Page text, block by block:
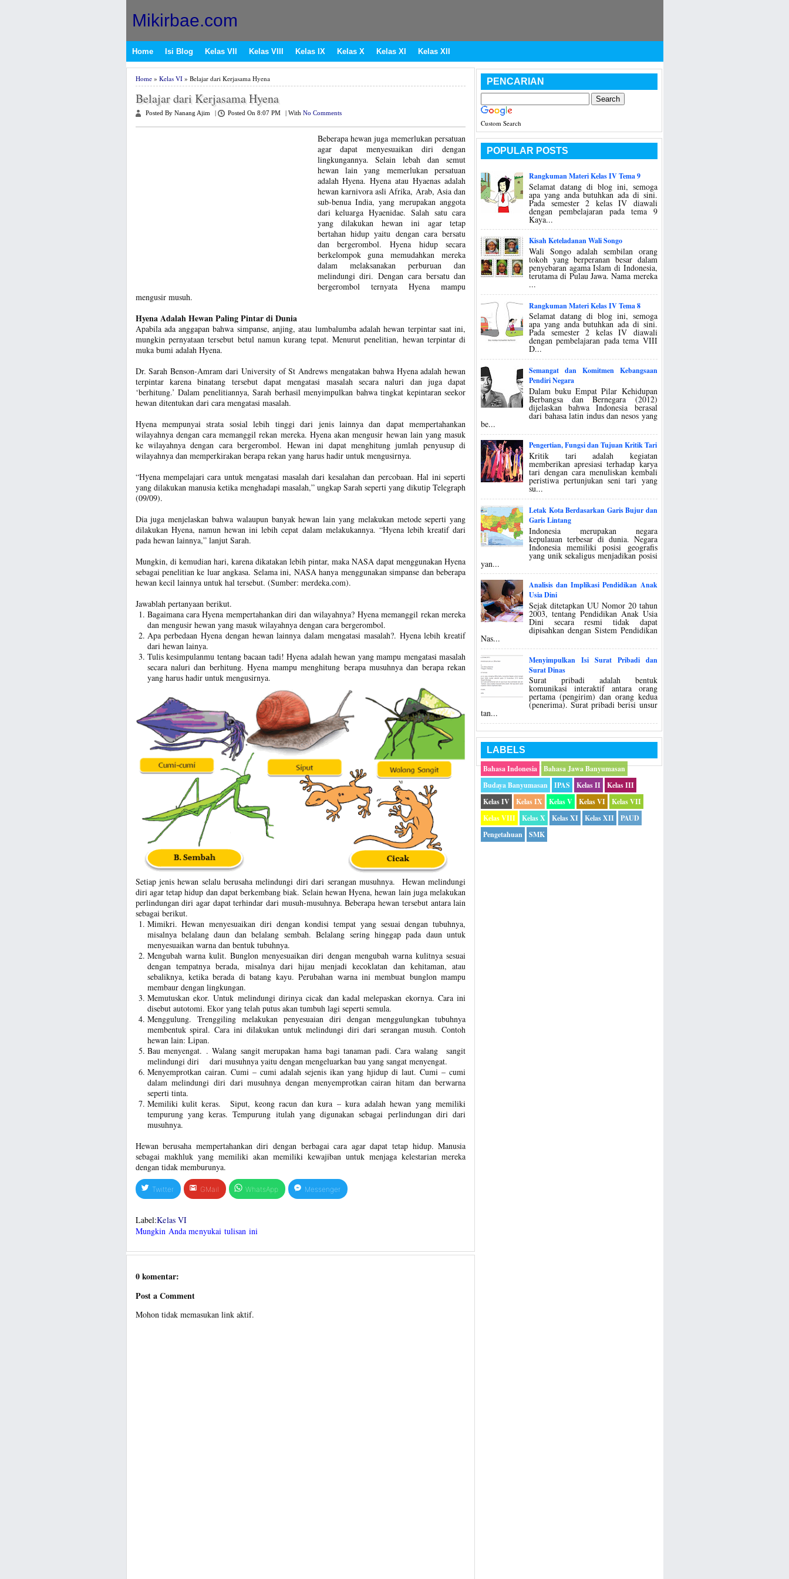
Mikirbae.com
Home Isi Blog Kelas VII Kelas VIII Kelas IX Kelas X Kelas XI Kelas XII
Home» Kelas VI» Belajar dari Kerjasama Hyena
Belajar dari Kerjasama Hyena
Posted By Nanang Ajim Posted On 8:07 PM With No Comments
Beberapa hewan juga memerlukan persatuan
agar dapat menyesuaikan diri dengan
lingkungannya. Selain lebah dan semut
hewan lain yang memerlukan persatuan
adalah Hyena. Hyena atau Hyaenas adalah
hewan karnivora asli Afrika, Arab, Asia dan
sub-benua India, yang merupakan anggota
dari keluarga Hyaenidae. Salah satu cara
yang dilakukan hewan ini agar tetap
bertahan hidup yaitu dengan cara bersatu
dan bergerombol. Hyena hidup secara
berkelompok guna memudahkan mereka
dalam melaksanakan perburuan dan
melindungi diri. Dengan cara bersatu dan
bergerombol ternyata Hyena mampu
mengusir musuh.
Hyena Adalah Hewan Paling Pintar di Dunia
Apabila ada anggapan bahwa simpanse, anjing, atau lumbalumba adalah hewan terpintar saat ini,
mungkin pernyataan tersebut betul namun kurang tepat. Menurut penelitian, hewan terpintar di
muka bumi adalah Hyena.
Dr. Sarah Benson-Amram dari University of St Andrews mengatakan bahwa Hyena adalah hewan
terpintar karena binatang tersebut dapat mengatasi masalah secara naluri dan juga dapat
‘berhitung.’ Dalam penelitiannya, Sarah berhasil menyimpulkan bahwa tingkat kepintaran seekor
hewan ditentukan dari cara mengatasi masalah.
Hyena mempunyai strata sosial lebih tinggi dari jenis lainnya dan dapat mempertahankan
wilayahnya dengan cara memanggil rekan mereka. Hyena akan mengusir hewan lain yang masuk
ke wilayahnya dengan cara bergerombol. Hewan ini dapat menghitung jumlah penyusup di
wilayahnya dan memperkirakan berapa rekan yang harus hadir untuk mengusirnya.
“Hyena mempelajari cara untuk mengatasi masalah dari kesalahan dan percobaan. Hal ini seperti
yang dilakukan manusia ketika menghadapi masalah,” ungkap Sarah seperti yang dikutip Telegraph
(09/09).
Dia juga menjelaskan bahwa walaupun banyak hewan lain yang melakukan metode seperti yang
dilakukan Hyena, namun hewan ini lebih cepat dalam melakukannya. “Hyena lebih kreatif dari
pada hewan lainnya,” lanjut Sarah.
Mungkin, di kemudian hari, karena dikatakan lebih pintar, maka NASA dapat menggunakan Hyena
sebagai penelitian ke luar angkasa. Selama ini, NASA hanya menggunakan simpanse dan beberapa
hewan kecil lainnya untuk hal tersebut. (Sumber: merdeka.com).
Jawablah pertanyaan berikut.
Bagaimana cara Hyena mempertahankan diri dan wilayahnya? Hyena memanggil rekan mereka
dan mengusir hewan yang masuk wilayahnya dengan cara bergerombol.
Apa perbedaan Hyena dengan hewan lainnya dalam mengatasi masalah?. Hyena lebih kreatif
dari hewan lainya.
Tulis kesimpulanmu tentang bacaan tadi! Hyena adalah hewan yang mampu mengatasi masalah
secara naluri dan berhitung. Hyena mampu menghitung berapa musuhnya dan berapa rekan
yang harus hadir untuk mengusirnya.
Setiap jenis hewan selalu berusaha melindungi diri dari serangan musuhnya. Hewan melindungi
diri agar tetap hidup dan dapat berkembang biak. Selain hewan Hyena, hewan lain juga melakukan
perlindungan diri agar dapat terhindar dari musuh-musuhnya. Beberapa hewan tersebut antara lain
sebagai berikut.
Mimikri. Hewan menyesuaikan diri dengan kondisi tempat yang sesuai dengan tubuhnya,
misalnya belalang daun dan belalang sembah. Belalang sering hinggap pada daun untuk
menyesuaikan warna dan bentuk tubuhnya.
Mengubah warna kulit. Bunglon menyesuaikan diri dengan mengubah warna kulitnya sesuai
dengan tempatnya berada, misalnya dari hijau menjadi kecoklatan dan kehitaman, atau
sebaliknya, ketika berada di batang kayu. Perubahan warna ini membuat bunglon mampu
membaur dengan lingkungan.
Memutuskan ekor. Untuk melindungi dirinya cicak dan kadal melepaskan ekornya. Cara ini
disebut autotomi. Ekor yang telah putus akan tumbuh lagi seperti semula.
Menggulung. Trenggiling melakukan penyesuaian diri dengan menggulungkan tubuhnya
membentuk spiral. Cara ini dilakukan untuk melindungi diri dari serangan musuh. Contoh
hewan lain: Lipan.
Bau menyengat. . Walang sangit merupakan hama bagi tanaman padi. Cara walang sangit
melindungi diri dari musuhnya yaitu dengan mengeluarkan bau yang sangat menyengat.
Menyemprotkan cairan. Cumi – cumi adalah sejenis ikan yang hjidup di laut. Cumi – cumi
dalam melindungi diri dari musuhnya dengan menyemprotkan cairan hitam dan berwarna
seperti tinta.
Memiliki kulit keras. Siput, keong racun dan kura – kura adalah hewan yang memiliki
tempurung yang keras. Tempurung itulah yang digunakan sebagai perlindungan diri dari
musuhnya.
Hewan berusaha mempertahankan diri dengan berbagai cara agar dapat tetap hidup. Manusia
sebagai makhluk yang memiliki akan memiliki kewajiban untuk menjaga kelestarian mereka
dengan tidak memburunya.
Twitter GMail WhatsApp Messenger
Label:Kelas VI
Mungkin Anda menyukai tulisan ini
0 komentar:
Post a Comment
Mohon tidak memasukan link aktif.
PENCARIAN
Custom Search
POPULAR POSTS
Rangkuman Materi Kelas IV Tema 9
Selamat datang di blog ini, semoga
apa yang anda butuhkan ada di sini.
Pada semester 2 kelas IV diawali
dengan pembelajaran pada tema 9
Kaya...
Kisah Keteladanan Wali Songo
Wali Songo adalah sembilan orang
tokoh yang berperanan besar dalam
penyebaran agama Islam di Indonesia,
terutama di Pulau Jawa. Nama mereka
...
Rangkuman Materi Kelas IV Tema 8
Selamat datang di blog ini, semoga
apa yang anda butuhkan ada di sini.
Pada semester 2 kelas IV diawali
dengan pembelajaran pada tema VIII
D...
Semangat dan Komitmen Kebangsaan
Pendiri Negara
Dalam buku Empat Pilar Kehidupan
Berbangsa dan Bernegara (2012)
dijelaskan bahwa Indonesia berasal
dari bahasa latin indus dan nesos yang
be...
Pengertian, Fungsi dan Tujuan Kritik Tari
Kritik tari adalah kegiatan
memberikan apresiasi terhadap karya
tari dengan cara menuliskan kembali
peristiwa pertunjukan seni tari yang
su...
Letak Kota Berdasarkan Garis Bujur dan
Garis Lintang
Indonesia merupakan negara
kepulauan terbesar di dunia. Negara
Indonesia memiliki posisi geografis
yang unik sekaligus menjadikan posisi
yan...
Analisis dan Implikasi Pendidikan Anak
Usia Dini
Sejak ditetapkan UU Nomor 20 tahun
2003, tentang Pendidikan Anak Usia
Dini secara resmi tidak dapat
dipisahkan dengan Sistem Pendidikan
Nas...
Menyimpulkan Isi Surat Pribadi dan
Surat Dinas
Surat pribadi adalah bentuk
komunikasi interaktif antara orang
pertama (pengirim) dan orang kedua
(penerima). Surat pribadi berisi unsur
tan...
LABELS
Bahasa Indonesia
Bahasa Jawa Banyumasan
Budaya Banyumasan
IPAS Kelas II
Kelas III
Kelas IV
Kelas IX Kelas V Kelas VI
Kelas VII
Kelas VIII
Kelas X Kelas XI Kelas XII
PAUD
Pengetahuan
SMK